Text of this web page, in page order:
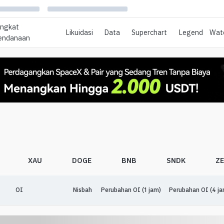
Likuidasi Data Superchart Legend
XAU DOGE BNB SNDK
OI Nisbah Perubahan OI (1 jam) Perubahan OI (4